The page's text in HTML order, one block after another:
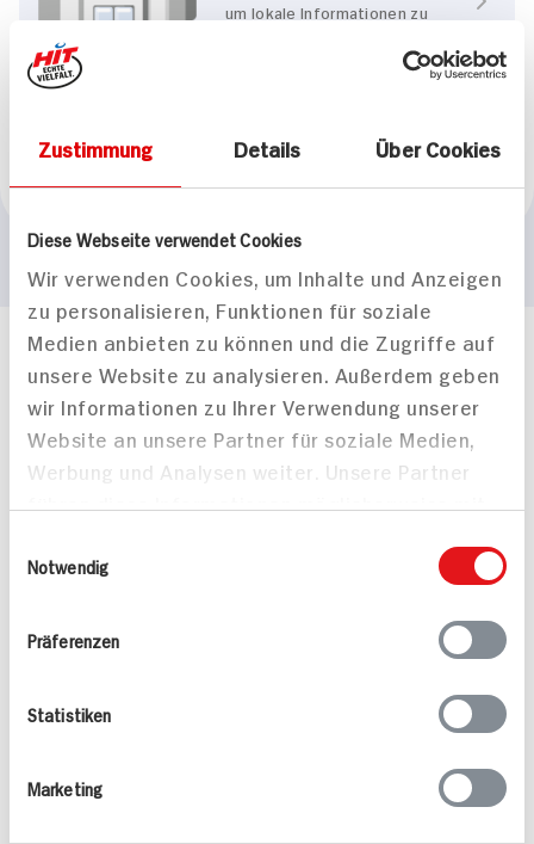
Zustimmung Details Über Cookies
Diese Webseite verwendet Cookies
Wir verwenden Cookies, um Inhalte und Anzeigen
zu personalisieren, Funktionen für soziale
Medien anbieten zu können und die Zugriffe auf
unsere Website zu analysieren. Außerdem geben
wir Informationen zu Ihrer Verwendung unserer
Website an unsere Partner für soziale Medien,
Werbung und Analysen weiter. Unsere Partner
bereitgestellt haben oder die sie im Rahmen
Notwendig
Präferenzen
Statistiken
Marketing
um lokale Informationen zu
Mehr Informationen in unserem FAQ
kontakt
hit.de
Wir beantworten gerne Ihre Fragen
(0228) 42967 0
Folgen Sie uns auf TikTok
Angebote & Coupons
Rezepte
Sortiment